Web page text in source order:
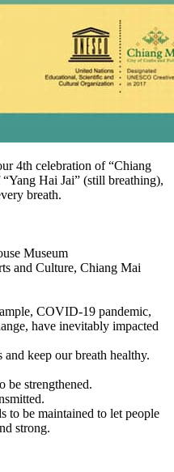
4th celebration of “Chiang
Hai Jai” (still breathing),
breath.
Museum
and Culture, Chiang Mai
COVID-19 pandemic,
have inevitably impacted
and keep our breath healthy.
be strengthened.
to be maintained to let people
strong.